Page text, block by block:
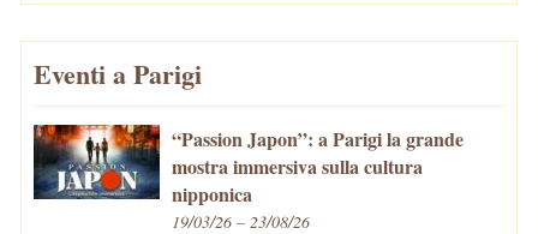
Eventi a Parigi
“Passion Japon”: a Parigi la grande
mostra immersiva sulla cultura
nipponica
19/03/26 – 23/08/26